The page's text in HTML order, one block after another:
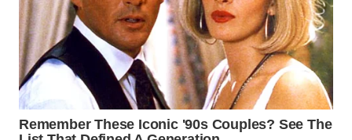
CO ID
WAHANANEWS
NET
WAHANA
SPORT